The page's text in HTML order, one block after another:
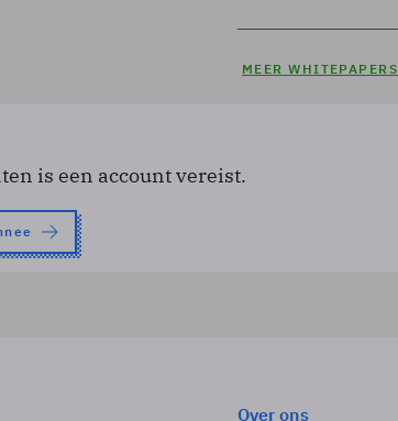
MEER WHITEPAPERS
is een account vereist.
Over ons